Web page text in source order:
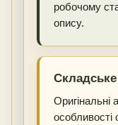
робочому
опису.
Складське
Оригінальні
особливості